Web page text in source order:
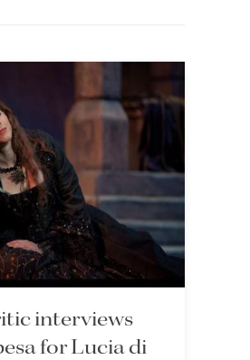
interviews
for Lucia di